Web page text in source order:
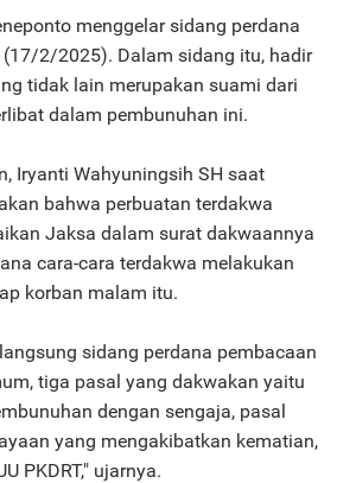
menggelar sidang perdana
2/2025). Dalam sidang itu, hadir
tidak lain merupakan suami dari
dalam pembunuhan ini.
Iryanti Wahyuningsih SH saat
bahwa perbuatan terdakwa
Jaksa dalam surat dakwaannya
cara-cara terdakwa melakukan
korban malam itu.
sidang perdana pembacaan
tiga pasal yang dakwakan yaitu
dengan sengaja, pasal
yang mengakibatkan kematian,
PKDRT," ujarnya.